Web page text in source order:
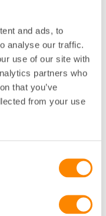
and ads, to
analyse our traffic.
use of our site with
partners who
that you’ve
from your use
framför internet,
har aldrig varit
samband mellan
samt hur icke
bidrar till
Det vi
att driva
per bransch
miljarder, 2020)